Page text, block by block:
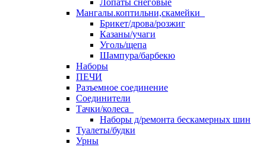
Лопаты снеговые
Мангалы.коптильни,скамейки
Брикет/дрова/розжиг
Казаны/учаги
Уголь/щепа
Шампура/барбекю
Наборы
ПЕЧИ
Разъемное соединение
Соединители
Тачки/колеса
Наборы д/ремонта бескамерных шин
Туалеты/будки
Урны